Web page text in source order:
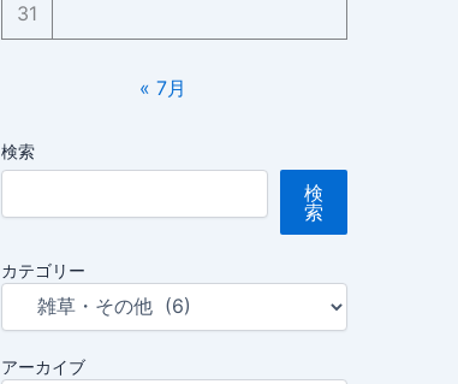
31
« 7月
検索
検
索
カテゴリー
アーカイブ